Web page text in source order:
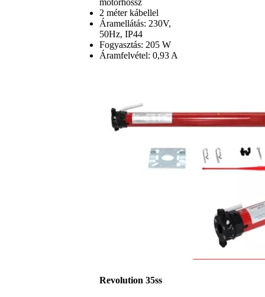
motorhossz
2 méter kábellel
Áramellátás: 230V,
50Hz, IP44
Fogyasztás: 205 W
Áramfelvétel: 0,93 A
Revolution 35ss